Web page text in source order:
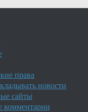
права
новости
сайты
комментарии